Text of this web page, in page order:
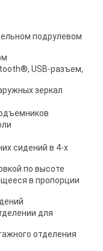
подрулевом
USB-разъем,
зеркал
сидений в 4-х
по высоте
в пропорции
для
отделения